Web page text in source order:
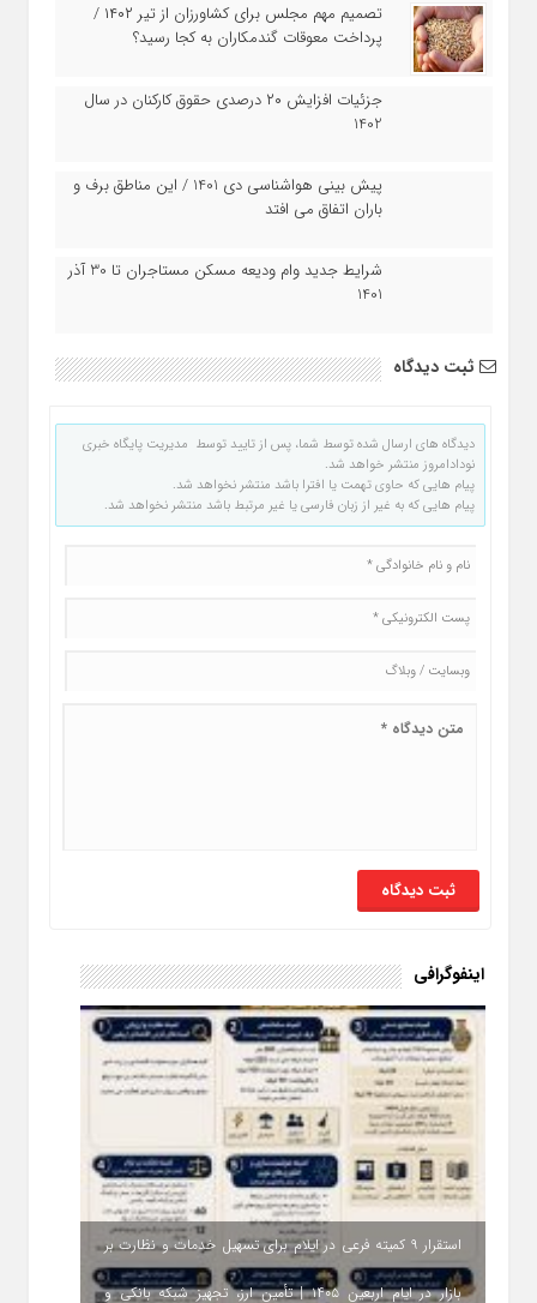
تصمیم مهم مجلس برای کشاورزان از تیر ۱۴۰۲ /
پرداخت معوقات گندمکاران به کجا رسید؟
جزئیات افزایش ۲۰ درصدی حقوق کارکنان در سال
1402
پیش بینی هواشناسی دی 1401 / این مناطق برف و
باران اتفاق می افتد
شرایط جدید وام ودیعه مسکن مستاجران تا 30 آذر
1401
ثبت دیدگاه
دیدگاه های ارسال شده توسط شما، پس از تایید توسط مدیریت پایگاه خبری
نودادامروز منتشر خواهد شد.
پیام هایی که حاوی تهمت یا افترا باشد منتشر نخواهد شد.
پیام هایی که به غیر از زبان فارسی یا غیر مرتبط باشد منتشر نخواهد شد.
اینفوگرافی
استقرار ۹ کمیته فرعی در ایلام برای تسهیل خدمات و نظارت بر
بازار در ایام اربعین ۱۴۰۵ | تأمین ارز، تجهیز شبکه بانکی و